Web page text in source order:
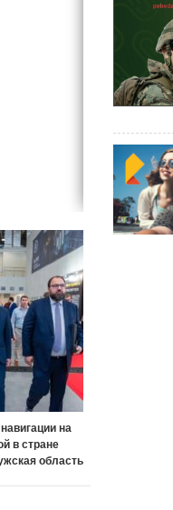
на
в стране
область